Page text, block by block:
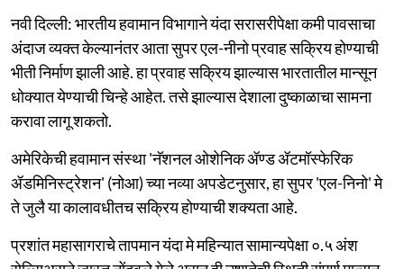
नवी दिल्ली: भारतीय हवामान विभागाने यंदा सरासरीपेक्षा कमी पावसाचा
अंदाज व्यक्त केल्यानंतर आता सुपर एल-नीनो प्रवाह सक्रिय होण्याची
भीती निर्माण झाली आहे. हा प्रवाह सक्रिय झाल्यास भारतातील मान्सून
धोक्यात येण्याची चिन्हे आहेत. तसे झाल्यास देशाला दुष्काळाचा सामना
करावा लागू शकतो.
अमेरिकेची हवामान संस्था 'नॅशनल ओशेनिक ॲण्ड ॲटमॉस्फेरिक
ॲडमिनिस्ट्रेशन' (नोआ) च्या नव्या अपडेटनुसार, हा सुपर 'एल-निनो' मे
ते जुलै या कालावधीतच सक्रिय होण्याची शक्यता आहे.
प्रशांत महासागराचे तापमान यंदा मे महिन्यात सामान्यपेक्षा ०.५ अंश